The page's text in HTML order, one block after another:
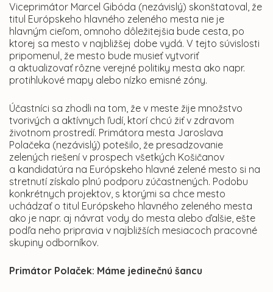
Viceprimátor Marcel Gibóda (nezávislý) skonštatoval, že
titul Európskeho hlavného zeleného mesta nie je
hlavným cieľom, omnoho dôležitejšia bude cesta, po
ktorej sa mesto v najbližšej dobe vydá. V tejto súvislosti
pripomenul, že mesto bude musieť vytvoriť
a aktualizovať rôzne verejné politiky mesta ako napr.
protihlukové mapy alebo nízko emisné zóny.
Účastníci sa zhodli na tom, že v meste žije množstvo
tvorivých a aktívnych ľudí, ktorí chcú žiť v zdravom
životnom prostredí. Primátora mesta Jaroslava
Polačeka (nezávislý) potešilo, že presadzovanie
zelených riešení v prospech všetkých Košičanov
a kandidatúra na Európskeho hlavné zelené mesto si na
stretnutí získalo plnú podporu zúčastnených. Podobu
konkrétnych projektov, s ktorými sa chce mesto
uchádzať o titul Európskeho hlavného zeleného mesta
ako je napr. aj návrat vody do mesta alebo ďalšie, ešte
podľa neho pripravia v najbližších mesiacoch pracovné
skupiny odborníkov.
Primátor Polaček: Máme jedinečnú šancu